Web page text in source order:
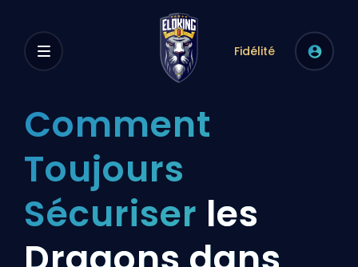
Fidélité
Comment
Toujours
Sécuriser les